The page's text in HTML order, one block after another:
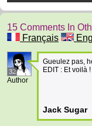
15 Comments In
Français
32
Author
Gueulez pas,
EDIT : Et voilà
Jack Sugar